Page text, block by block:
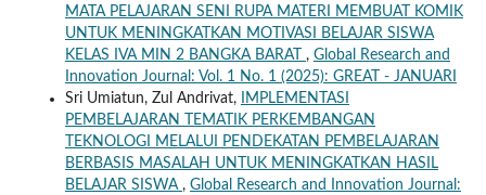
MATA PELAJARAN SENI RUPA MATERI MEMBUAT KOMIK
UNTUK MENINGKATKAN MOTIVASI BELAJAR SISWA
KELAS IVA MIN 2 BANGKA BARAT , Global Research and
Innovation Journal: Vol. 1 No. 1 (2025): GREAT - JANUARI
Sri Umiatun, Zul Andrivat,
IMPLEMENTASI
PEMBELAJARAN TEMATIK PERKEMBANGAN
TEKNOLOGI MELALUI PENDEKATAN PEMBELAJARAN
BERBASIS MASALAH UNTUK MENINGKATKAN HASIL
BELAJAR SISWA , Global Research and Innovation Journal: